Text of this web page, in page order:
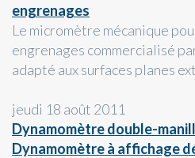
engrenages
Le micromètre mécanique
engrenages commercialisé
adapté aux surfaces planes
jeudi 18 août 2011
Dynamomètre double-
Dynamomètre à affichage